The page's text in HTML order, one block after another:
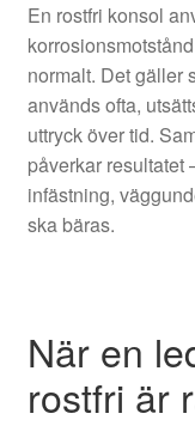
En rostfri konsol
normalt. Det gäller
används ofta,
uttryck över tid.
påverkar resultatet
infästning,
ska bäras.
När en
rostfri är